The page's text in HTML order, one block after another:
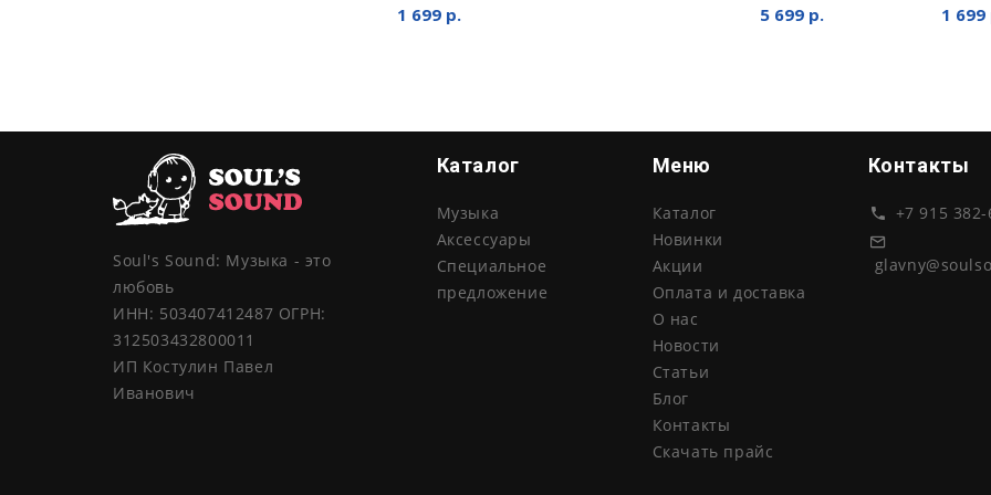
1 699 р. 5 699 р. 1 699
Soul's Sound: Музыка - это
любовь
ИНН: 503407412487 ОГРН:
312503432800011
ИП Костулин Павел
Иванович
Каталог
Музыка
Аксессуары
Специальное
предложение
Меню
Каталог
Новинки
Акции
Оплата и доставка
О нас
Новости
Статьи
Блог
Контакты
Скачать прайс
Контакты
+7 915 382-